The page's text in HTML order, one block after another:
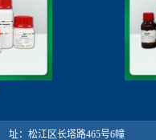
址：松江区长塔路465号6幢